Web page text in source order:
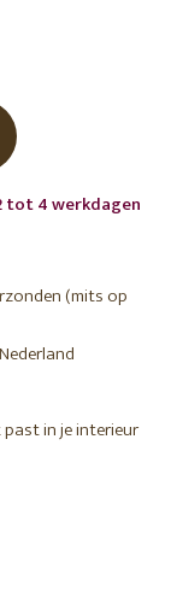
tot 4 werkdagen
(mits op
in je interieur